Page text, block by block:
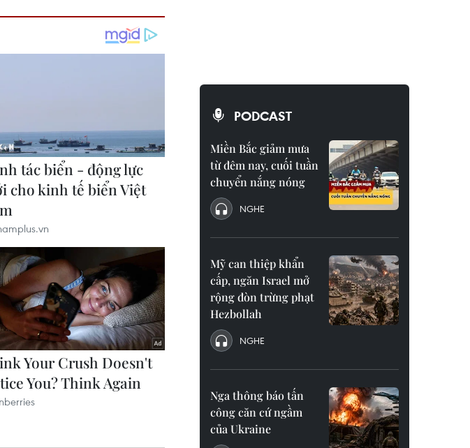
PODCAST
Miền Bắc giảm mưa
từ đêm nay, cuối tuần
chuyển nắng nóng
NGHE
Mỹ can thiệp khẩn
cấp, ngăn Israel mở
rộng đòn trừng phạt
Hezbollah
NGHE
Nga thông báo tấn
công căn cứ ngầm
của Ukraine